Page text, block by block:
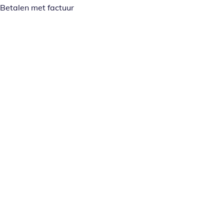
Betalen met factuur